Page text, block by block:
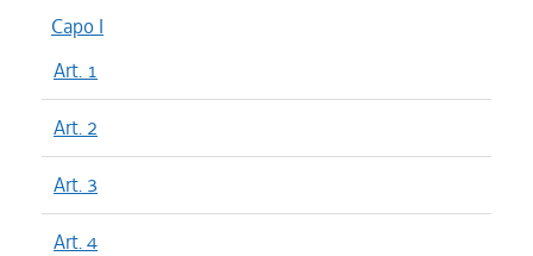
Capo I
Art. 1
Art. 2
Art. 3
Art. 4